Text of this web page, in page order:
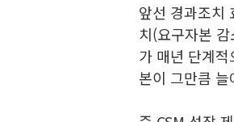
앞선 경과조치
치(요구자본
가 매년 단계
본이 그만큼